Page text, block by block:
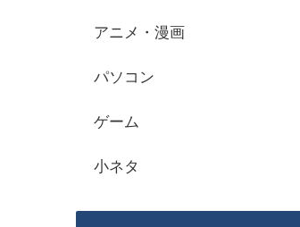
アニメ・漫画
パソコン
ゲーム
小ネタ